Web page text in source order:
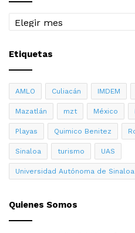
Archivo
Etiquetas
AMLO Culiacán IMDEM
Mazatlán mzt México
Playas Quimico Benitez
Sinaloa turismo UAS
Universidad Autónoma de Sinaloa
Quienes Somos